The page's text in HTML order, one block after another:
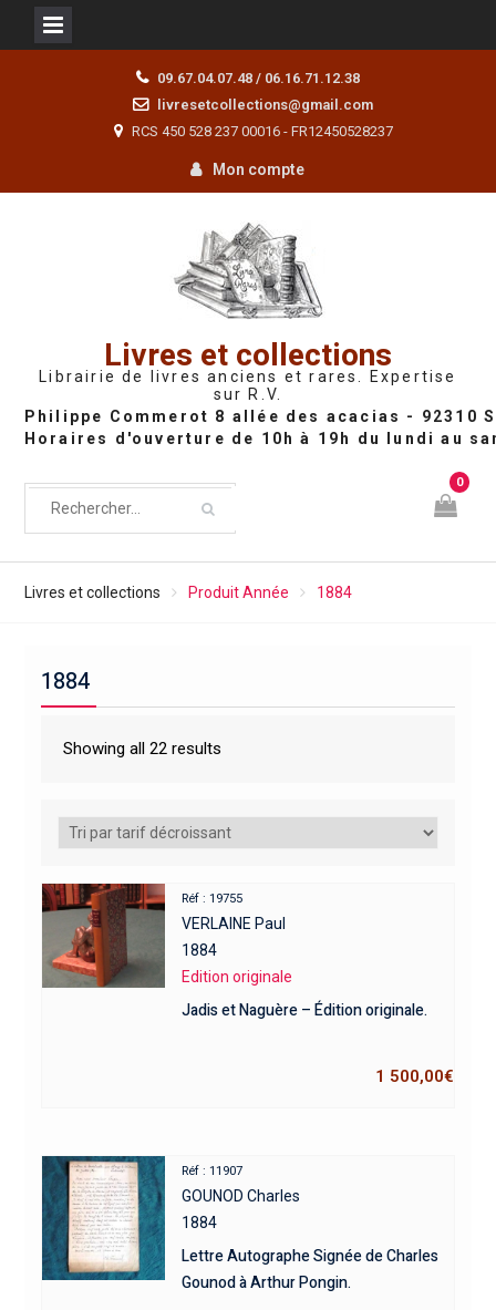
09.67.04.07.48 / 06.16.71.12.38
livresetcollections@gmail.com
RCS 450 528 237 00016 - FR12450528237
Mon compte
Livres et collections
Librairie de livres anciens et rares. Expertise
sur R.V.
0
Livres et collections Produit Année 1884
1884
Showing all 22 results
Réf : 19755
VERLAINE Paul
1884
Edition originale
Jadis et Naguère – Édition originale.
1 500,00€
Réf : 11907
GOUNOD Charles
1884
Lettre Autographe Signée de Charles
Gounod à Arthur Pongin.